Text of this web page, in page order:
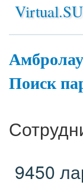
Virtual.SU
Поиск
9450